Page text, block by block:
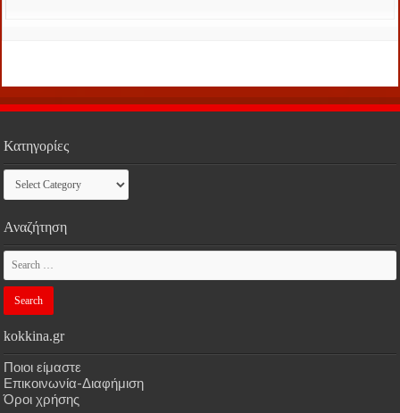
Κατηγορίες
Κατηγορίες
Αναζήτηση
kokkina.gr
Ποιοι είμαστε
Επικοινωνία-Διαφήμιση
Όροι χρήσης